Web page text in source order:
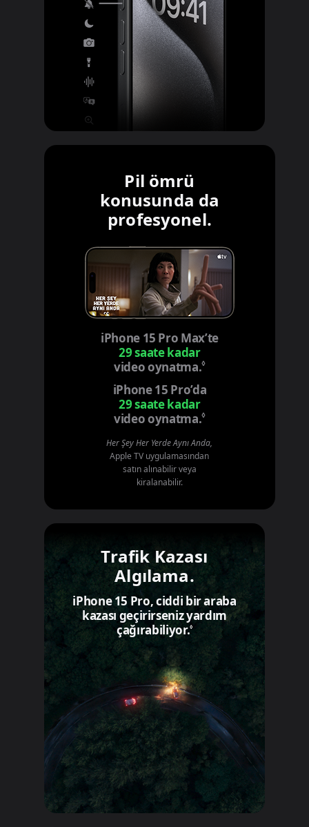
Pil ömrü
konusunda da
profesyonel.
iPhone 15 Pro Max’te
29 saate kadar
video oynatma.◊Yasal açıklama
iPhone 15 Pro’da
29 saate kadar
video oynatma.◊Yasal açıklama
Her Şey Her Yerde Aynı Anda,
Apple TV uygulamasından
satın alınabilir veya
kiralanabilir.
Trafik Kazası
Algılama.
iPhone 15 Pro, ciddi bir araba
kazası geçirirseniz yardım
çağırabiliyor.◊Yasal açıklama